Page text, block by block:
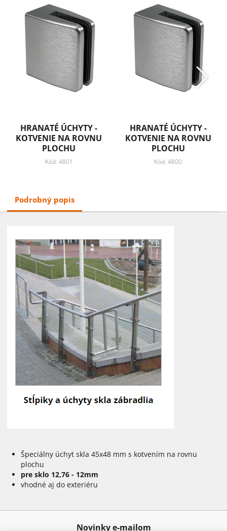
HRANATÉ ÚCHYTY -
KOTVENIE NA ROVNU
PLOCHU
Kód: 4801
HRANATÉ ÚCHYTY -
KOTVENIE NA ROVNU
PLOCHU
Kód: 4800
Podrobný popis
Špeciálny úchyt skla 45x48 mm s kotvením na rovnu
plochu
pre sklo 12,76 - 12mm
vhodné aj do exteriéru
Novinky e-mailom